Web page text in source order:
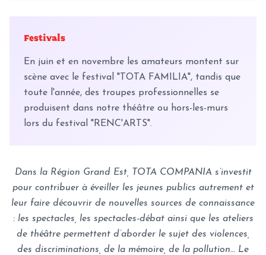
Festivals
En juin et en novembre les amateurs montent sur
scène avec le festival "TOTA FAMILIA", tandis que
toute l'année, des troupes professionnelles se
produisent dans notre théâtre ou hors-les-murs
lors du festival "RENC'ARTS".
Dans la Région Grand Est, TOTA COMPANIA s’investit
pour contribuer à éveiller les jeunes publics autrement et
leur faire découvrir de nouvelles sources de connaissance
: les spectacles, les spectacles-débat ainsi que les ateliers
de théâtre permettent d’aborder le sujet des violences,
des discriminations, de la mémoire, de la pollution… Le